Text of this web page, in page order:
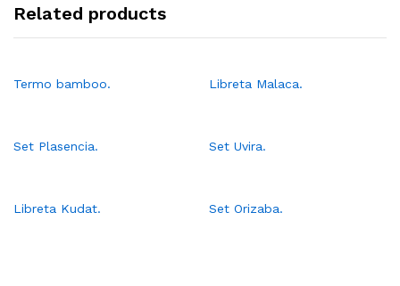
Related products
Termo bamboo. Libreta Malaca.
Set Plasencia. Set Uvira.
Libreta Kudat. Set Orizaba.